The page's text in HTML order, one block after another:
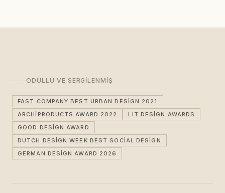
ÖDÜLLÜ VE SERGILENMIŞ
FAST COMPANY BEST URBAN DESIGN 2021
ARCHIPRODUCTS AWARD 2022
LIT DESIGN AWARDS
GOOD DESIGN AWARD
DUTCH DESIGN WEEK BEST SOCIAL DESIGN
GERMAN DESIGN AWARD 2026